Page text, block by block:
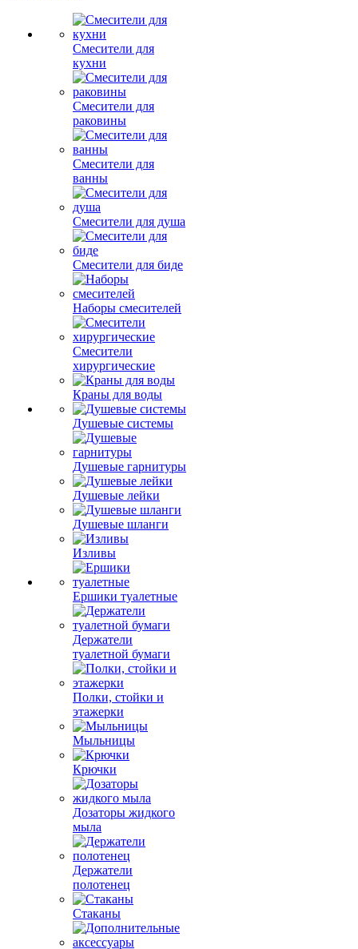
Смесители для
кухни
Смесители для
раковины
Смесители для
ванны
Смесители для душа
Смесители для биде
Наборы смесителей
Смесители
хирургические
Краны для воды
Душевые системы
Душевые гарнитуры
Душевые лейки
Душевые шланги
Изливы
Ершики туалетные
Держатели
туалетной бумаги
Полки, стойки и
этажерки
Мыльницы
Крючки
Дозаторы жидкого
мыла
Держатели
полотенец
Стаканы